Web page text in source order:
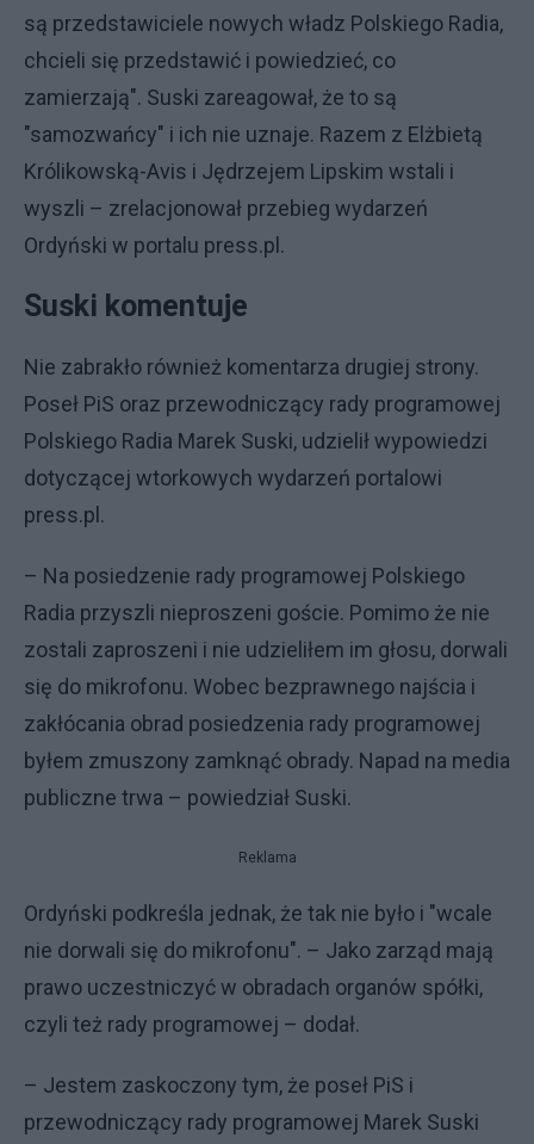
są przedstawiciele nowych władz Polskiego Radia,
chcieli się przedstawić i powiedzieć, co
zamierzają". Suski zareagował, że to są
"samozwańcy" i ich nie uznaje. Razem z Elżbietą
Królikowską-Avis i Jędrzejem Lipskim wstali i
wyszli – zrelacjonował przebieg wydarzeń
Ordyński w portalu press.pl.
Suski komentuje
Nie zabrakło również komentarza drugiej strony.
Poseł PiS oraz przewodniczący rady programowej
Polskiego Radia Marek Suski, udzielił wypowiedzi
dotyczącej wtorkowych wydarzeń portalowi
press.pl.
– Na posiedzenie rady programowej Polskiego
Radia przyszli nieproszeni goście. Pomimo że nie
zostali zaproszeni i nie udzieliłem im głosu, dorwali
się do mikrofonu. Wobec bezprawnego najścia i
zakłócania obrad posiedzenia rady programowej
byłem zmuszony zamknąć obrady. Napad na media
publiczne trwa – powiedział Suski.
Reklama
Ordyński podkreśla jednak, że tak nie było i "wcale
nie dorwali się do mikrofonu". – Jako zarząd mają
prawo uczestniczyć w obradach organów spółki,
czyli też rady programowej – dodał.
– Jestem zaskoczony tym, że poseł PiS i
przewodniczący rady programowej Marek Suski